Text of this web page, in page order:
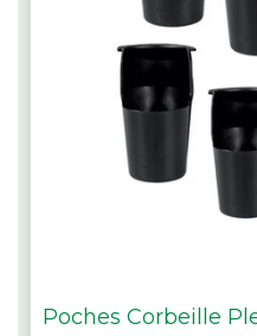
Poches Corbeille